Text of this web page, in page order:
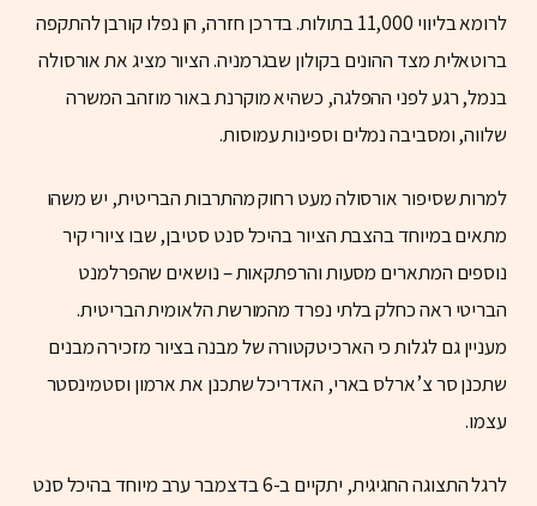
לרומא בליווי 11,000 בתולות. בדרכן חזרה, הן נפלו קורבן להתקפה
ברוטאלית מצד ההונים בקולון שבגרמניה. הציור מציג את אורסולה
בנמל, רגע לפני ההפלגה, כשהיא מוקרנת באור מוזהב המשרה
שלווה, ומסביבה נמלים וספינות עמוסות.
למרות שסיפור אורסולה מעט רחוק מהתרבות הבריטית, יש משהו
מתאים במיוחד בהצבת הציור בהיכל סנט סטיבן, שבו ציורי קיר
נוספים המתארים מסעות והרפתקאות – נושאים שהפרלמנט
הבריטי ראה כחלק בלתי נפרד מהמורשת הלאומית הבריטית.
מעניין גם לגלות כי הארכיטקטורה של מבנה בציור מזכירה מבנים
שתכנן סר צ’ארלס בארי, האדריכל שתכנן את ארמון וסטמינסטר
עצמו.
לרגל התצוגה החגיגית, יתקיים ב-6 בדצמבר ערב מיוחד בהיכל סנט